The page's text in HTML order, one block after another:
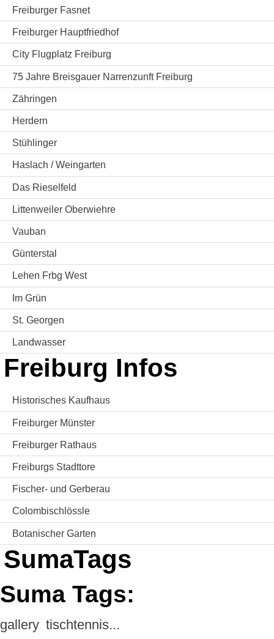
Freiburger Fasnet
Freiburger Hauptfriedhof
City Flugplatz Freiburg
75 Jahre Breisgauer Narrenzunft Freiburg
Zähringen
Herdern
Stühlinger
Haslach / Weingarten
Das Rieselfeld
Littenweiler Oberwiehre
Vauban
Günterstal
Lehen Frbg West
Im Grün
St. Georgen
Landwasser
Freiburg Infos
Historisches Kaufhaus
Freiburger Münster
Freiburger Rathaus
Freiburgs Stadttore
Fischer- und Gerberau
Colombischlössle
Botanischer Garten
SumaTags
Suma Tags:
gallery tischtennis...